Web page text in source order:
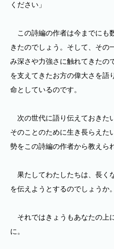
ください」
この詩編の作者は今までにも
きたのでしょう。そして、その
み深さや力強さに触れてきたの
を支えてきたお方の偉大さを語
命としているのです。
次の世代に語り伝えておきた
そのことのために生き長らえた
勢をこの詩編の作者から教えら
果たしてわたしたちは、長く
を伝えようとするのでしょうか。
それではきょうもあなたの上
に。